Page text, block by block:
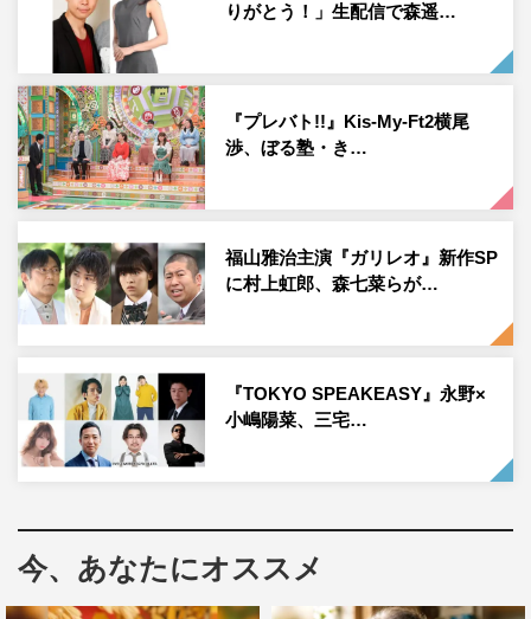
（笑）。ためにならなくてもいい、というのがこの番組の
魅力でもあると思います。
あんり：時々出る、良い情報を見つけていただければ
（笑）。
◆お2人の作る雰囲気がこの番組をより面白くしていると
岩井：ご飯を食べるところもあって。普通のMCだったら
いいところを見つけて…みたいなことがあると思います
が、僕もゲストに来ていただいた若槻千夏さんも、だめだ
ったらだめ、おいしくなかったらおいしくないって言って
て。それが、やっていてもストレスなくできていました。
◆あんりさんとご一緒されたことに関してはいかがでした
よね。
りがとう！」生配信で森遥…
『プレバト!!』Kis-My-Ft2横尾
渉、ぼる塾・き…
福山雅治主演『ガリレオ』新作SP
に村上虹郎、森七菜らが…
『TOKYO SPEAKEASY』永野×
小嶋陽菜、三宅…
今、あなたにオススメ